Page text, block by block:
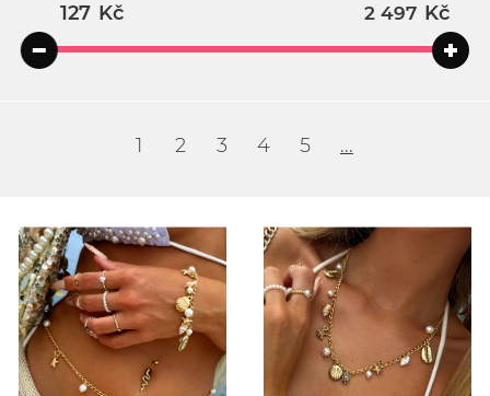
Kč Kč
1 2 3 4 5 ...